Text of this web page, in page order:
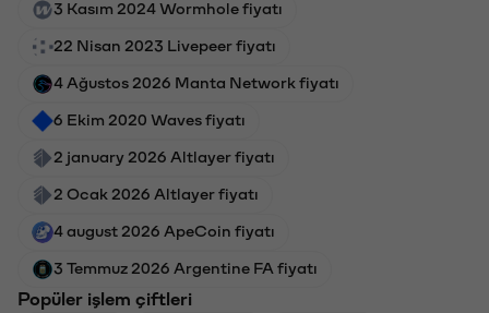
3 Kasım 2024 Wormhole fiyatı
22 Nisan 2023 Livepeer fiyatı
4 Ağustos 2026 Manta Network fiyatı
6 Ekim 2020 Waves fiyatı
2 january 2026 Altlayer fiyatı
2 Ocak 2026 Altlayer fiyatı
4 august 2026 ApeCoin fiyatı
3 Temmuz 2026 Argentine FA fiyatı
Popüler işlem çiftleri